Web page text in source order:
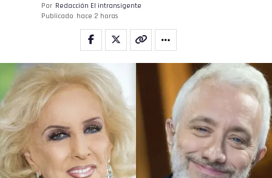
Por Redacción El intransigente
Publicado hace 2 horas